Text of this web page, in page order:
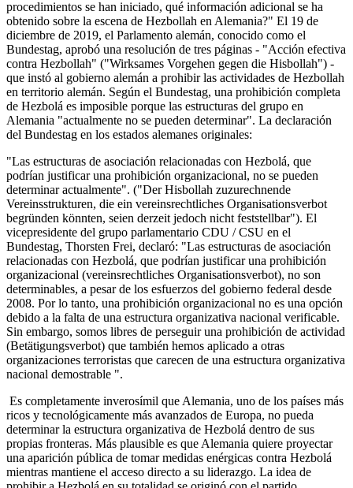
procedimientos se han iniciado, qué información adicional se ha
obtenido sobre la escena de Hezbollah en Alemania?" El 19 de
diciembre de 2019, el Parlamento alemán, conocido como el
Bundestag, aprobó una resolución de tres páginas - "Acción efectiva
contra Hezbollah" ("Wirksames Vorgehen gegen die Hisbollah") -
que instó al gobierno alemán a prohibir las actividades de Hezbollah
en territorio alemán. Según el Bundestag, una prohibición completa
de Hezbolá es imposible porque las estructuras del grupo en
Alemania "actualmente no se pueden determinar". La declaración
del Bundestag en los estados alemanes originales:
"Las estructuras de asociación relacionadas con Hezbolá, que
podrían justificar una prohibición organizacional, no se pueden
determinar actualmente". ("Der Hisbollah zuzurechnende
Vereinsstrukturen, die ein vereinsrechtliches Organisationsverbot
begründen könnten, seien derzeit jedoch nicht feststellbar"). El
vicepresidente del grupo parlamentario CDU / CSU en el
Bundestag, Thorsten Frei, declaró: "Las estructuras de asociación
relacionadas con Hezbolá, que podrían justificar una prohibición
organizacional (vereinsrechtliches Organisationsverbot), no son
determinables, a pesar de los esfuerzos del gobierno federal desde
2008. Por lo tanto, una prohibición organizacional no es una opción
debido a la falta de una estructura organizativa nacional verificable.
Sin embargo, somos libres de perseguir una prohibición de actividad
(Betätigungsverbot) que también hemos aplicado a otras
organizaciones terroristas que carecen de una estructura organizativa
nacional demostrable ".
Es completamente inverosímil que Alemania, uno de los países más
ricos y tecnológicamente más avanzados de Europa, no pueda
determinar la estructura organizativa de Hezbolá dentro de sus
propias fronteras. Más plausible es que Alemania quiere proyectar
una aparición pública de tomar medidas enérgicas contra Hezbolá
mientras mantiene el acceso directo a su liderazgo. La idea de